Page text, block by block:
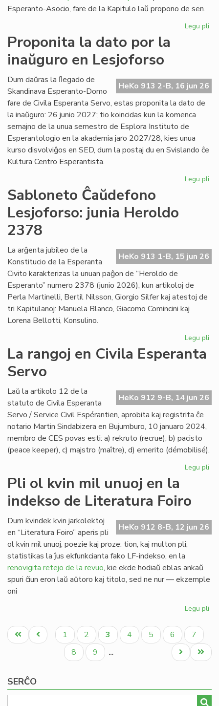
Esperanto-Asocio, fare de la Kapitulo laŭ propono de sen.
Legu pli
Proponita la dato por la
inaŭguro en Lesjoforso
HeKo 913 2-B, 16 jun 26
Dum daŭras la ﬂegado de
Skandinava Esperanto-Domo
fare de Civila Esperanta Servo, estas proponita la dato de
la inaŭguro: 26 junio 2027; tio koincidas kun la komenca
semajno de la unua semestro de Esplora Instituto de
Esperantologio en la akademia jaro 2027/28, kies unua
kurso disvolviĝos en SED, dum la postaj du en Svislando ĉe
Kultura Centro Esperantista.
Legu pli
en
Sabloneto Ĉaŭdefono
Lesjoforso: junia Heroldo
2378
HeKo 913 1-B, 15 jun 26
La arĝenta jubileo de la
Konstitucio de la Esperanta
Civito karakterizas la unuan paĝon de “Heroldo de
Esperanto” numero 2378 (junio 2026), kun artikoloj de
Perla Martinelli, Bertil Nilsson, Giorgio Silfer kaj atestoj de
tri Kapitulanoj: Manuela Blanco, Giacomo Comincini kaj
Lorena Bellotti, Konsulino.
Legu pli
La rangoj en Civila Esperanta
Servo
HeKo 912 9-B, 14 jun 26
Laŭ la artikolo 12 de la
statuto de Civila Esperanta
Servo / Service Civil Espérantien, aprobita kaj registrita ĉe
notario Martin Sindabizera en Bujumburo, 10 januaro 2024,
membro de CES povas esti: a) rekruto (recrue), b) pacisto
(peace keeper), c) majstro (maître), d) emerito (démobilisé).
Legu pli
Pli ol kvin mil unuoj en la
indekso de Literatura Foiro
HeKo 912 8-B, 12 jun 26
Dum kvindek kvin jarkolektoj
en “Literatura Foiro” aperis pli
ol kvin mil unuoj, poezie kaj proze: tion, kaj multon pli,
statistikas la ĵus ekfunkcianta fako LF-indekso, en la
renovigita retejo de la revuo, kie ekde hodiaŭ eblas ankaŭ
spuri ĉiun eron laŭ aŭtoro kaj titolo, sed ne nur — ekzemple
oni
Legu pli
mil
Pagination
Unua
paĝo
Antaŭa
paĝo
Paĝo
1 Paĝo
2
Aktuala
paĝo
3 Paĝo
4 Paĝo
5 Paĝo
6 Paĝo
7
Paĝo
8 Paĝo
9 …
Last
page
Next
page
SERĈO